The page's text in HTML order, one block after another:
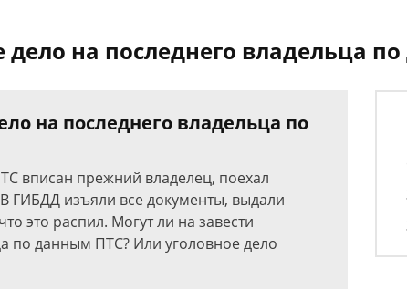
дело на последнего владельца
на последнего владельца по
вписан прежний владелец, поехал
В ГИБДД изъяли все документы, выдали
это распил. Могут ли на завести
по данным ПТС? Или уголовное дело